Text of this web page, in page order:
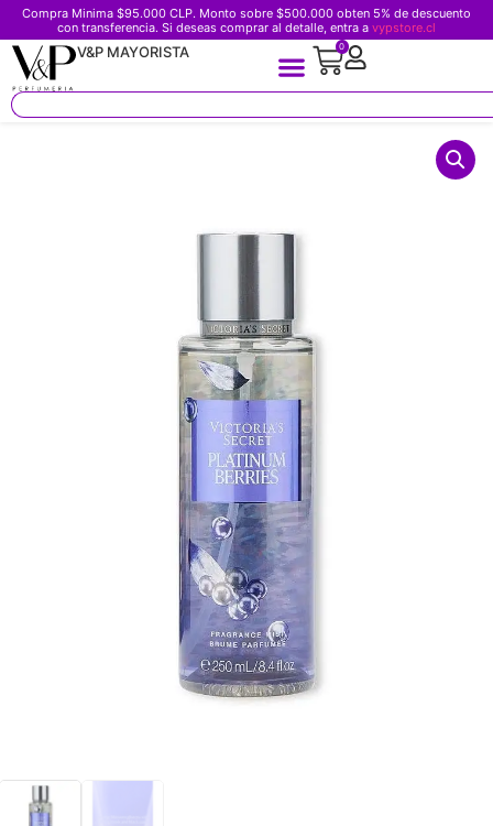
Compra Minima $95.000 CLP. Monto sobre $500.000 obten 5% de descuento
con transferencia. Si deseas comprar al detalle, entra a vypstore.cl
V&P MAYORISTA 0